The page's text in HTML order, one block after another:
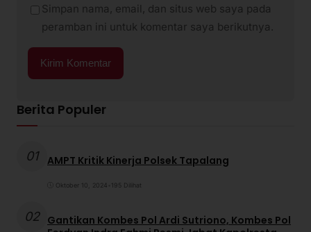
Simpan nama, email, dan situs web saya pada
peramban ini untuk komentar saya berikutnya.
Berita Populer
01 AMPT Kritik Kinerja Polsek Tapalang
Oktober 10, 2024 195 Dilihat
02 Gantikan Kombes Pol Ardi Sutriono, Kombes Pol